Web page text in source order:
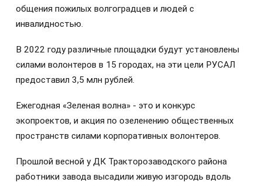
общения пожилых волгоградцев и людей с
инвалидностью.
В 2022 году различные площадки будут установлены
силами волонтеров в 15 городах, на эти цели РУСАЛ
предоставил 3,5 млн рублей.
Ежегодная «Зеленая волна» - это и конкурс
экопроектов, и акция по озеленению общественных
пространств силами корпоративных волонтеров.
Прошлой весной у ДК Тракторозаводского района
работники завода высадили живую изгородь вдоль